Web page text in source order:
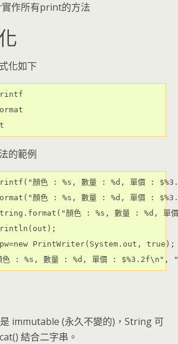
作所有print的方法
化如下
的範例
顏色 : %s, 數量 : %d, 單價 :
顏色 : %s, 數量 : %d, 單價 :
顏色 : %s, 數量 : %d,
PrintWriter(System.out, true);
immutable (永久不變的)，String 可
結合二字串。